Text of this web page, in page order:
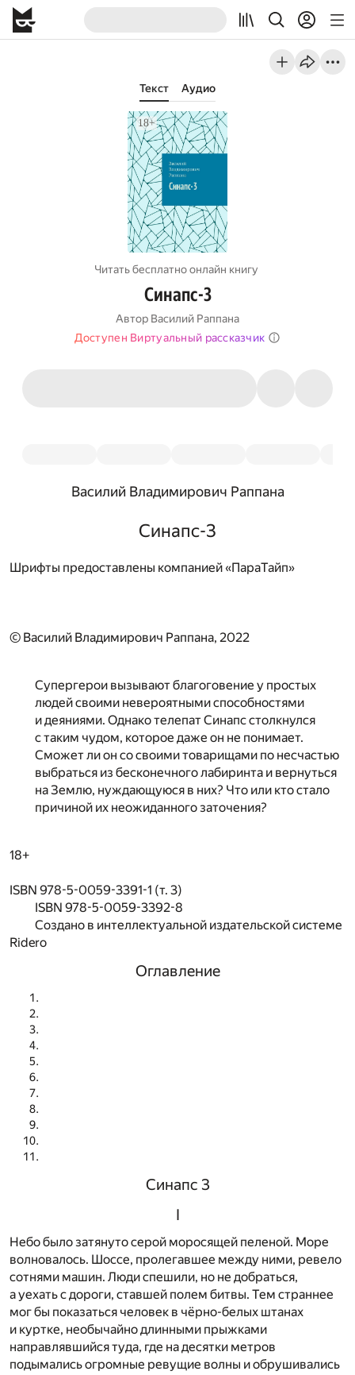
Текст Аудио
Читать бесплатно онлайн книгу
Синапс-3
Автор Василий Раппана
Доступен Виртуальный рассказчик
Василий Владимирович Раппана
Синапс-3
Шрифты предоставлены компанией «ПараТайп»
© Василий Владимирович Раппана, 2022
Супергерои вызывают благоговение у простых
людей своими невероятными способностями
и деяниями. Однако телепат Синапс столкнулся
с таким чудом, которое даже он не понимает.
Сможет ли он со своими товарищами по несчастью
выбраться из бесконечного лабиринта и вернуться
на Землю, нуждающуюся в них? Что или кто стало
причиной их неожиданного заточения?
18+
ISBN 978-5-0059-3391-1 (т. 3)
ISBN 978-5-0059-3392-8
Создано в интеллектуальной издательской системе
Ridero
Оглавление
Синапс 3
I
Небо было затянуто серой моросящей пеленой. Море
волновалось. Шоссе, пролегавшее между ними, ревело
сотнями машин. Люди спешили, но не добраться,
а уехать с дороги, ставшей полем битвы. Тем страннее
мог бы показаться человек в чёрно-белых штанах
и куртке, необычайно длинными прыжками
направлявшийся туда, где на десятки метров
подымались огромные ревущие волны и обрушивались